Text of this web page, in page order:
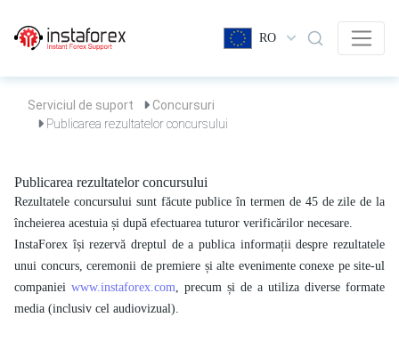
RO
Serviciul de suport
Concursuri
Publicarea rezultatelor concursului
Publicarea rezultatelor concursului
Rezultatele concursului sunt făcute publice în termen de 45 de zile de la
încheierea acestuia și după efectuarea tuturor verificărilor necesare.
InstaForex își rezervă dreptul de a publica informații despre rezultatele
unui concurs, ceremonii de premiere și alte evenimente conexe pe site-ul
companiei www.instaforex.com, precum și de a utiliza diverse formate
media (inclusiv cel audiovizual).